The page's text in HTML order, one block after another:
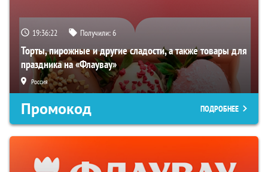
19:36:22 Получили:6
Торты, пирожные и другие сладости, а также товары для
праздника на «Флаувау»
Россия
Промокод ПОДРОБНЕЕ